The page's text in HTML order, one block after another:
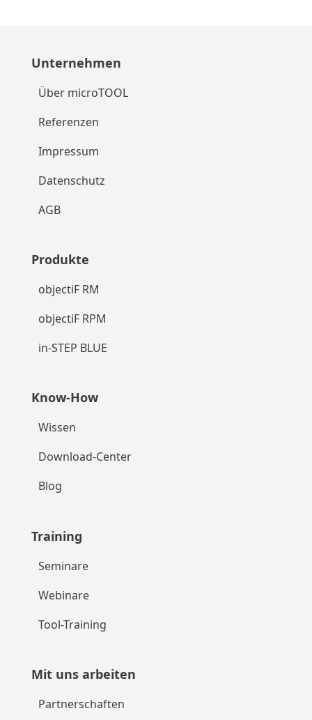
Unternehmen
Über microTOOL
Referenzen
Impressum
Datenschutz
AGB
Produkte
objectiF RM
objectiF RPM
in-STEP BLUE
Know-How
Wissen
Download-Center
Blog
Training
Seminare
Webinare
Tool-Training
Mit uns arbeiten
Partnerschaften